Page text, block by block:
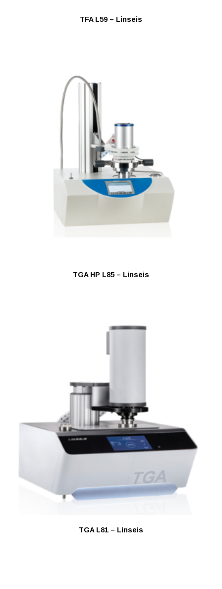
TFA L59 – Linseis
TGA HP L85 – Linseis
TGA L81 – Linseis